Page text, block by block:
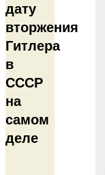
дату
вторжения
Гитлера
в
СССР
на
самом
деле